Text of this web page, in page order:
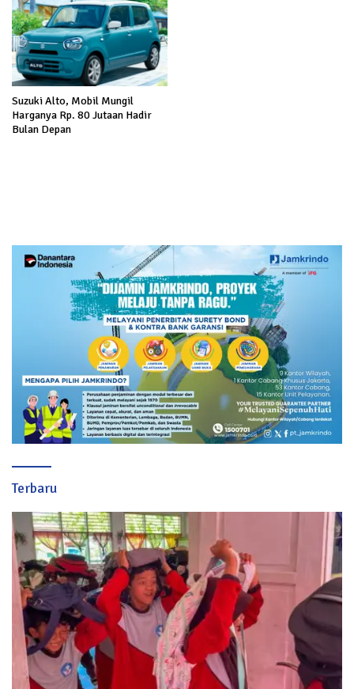
Suzuki Alto, Mobil Mungil
Harganya Rp. 80 Jutaan Hadir
Bulan Depan
Terbaru